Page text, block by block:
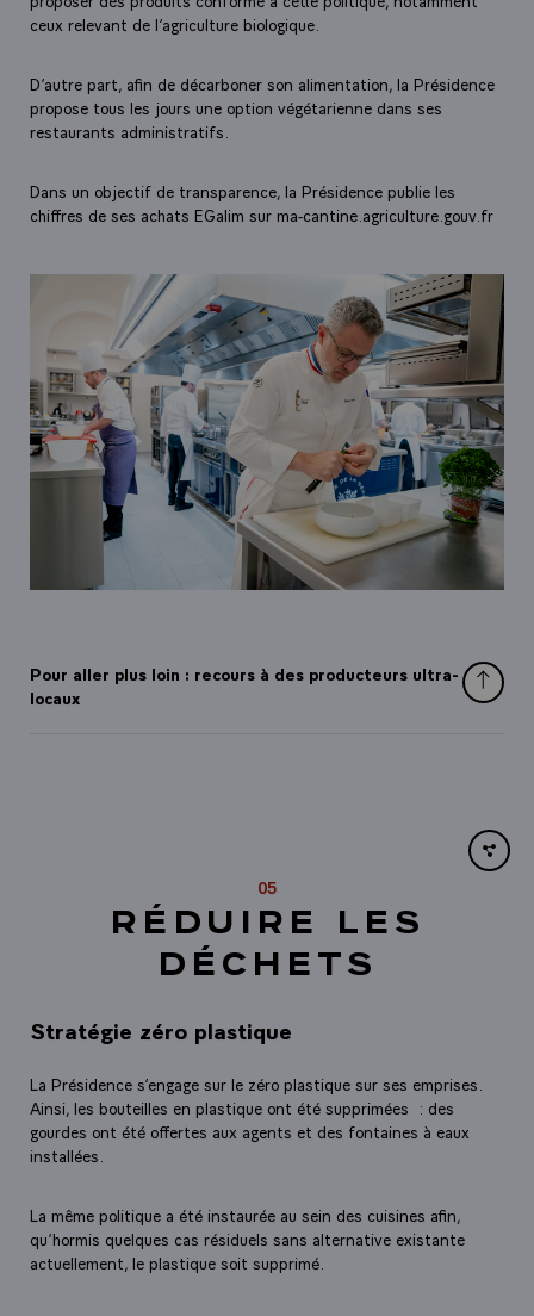
ceux relevant de l’agriculture biologique.
D’autre part, afin de décarboner son alimentation, la Présidence
propose tous les jours une option végétarienne dans ses
restaurants administratifs.
Dans un objectif de transparence, la Présidence publie les
chiffres de ses achats EGalim sur ma-cantine.agriculture.gouv.fr
Pour aller plus loin : recours à des producteurs ultra-
locaux
05
RÉDUIRE LES
DÉCHETS
Share
Stratégie zéro plastique
La Présidence s’engage sur le zéro plastique sur ses emprises.
Ainsi, les bouteilles en plastique ont été supprimées : des
gourdes ont été offertes aux agents et des fontaines à eaux
installées.
La même politique a été instaurée au sein des cuisines afin,
qu’hormis quelques cas résiduels sans alternative existante
actuellement, le plastique soit supprimé.